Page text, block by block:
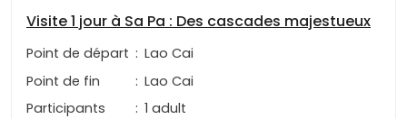
Visite 1 jour à Sa Pa : Des cascades majestueux
Point de départ : Lao Cai
Point de fin
: Lao Cai
Participants
: 1 adult